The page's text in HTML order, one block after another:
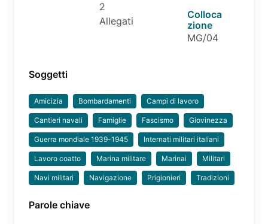
2
Allegati
Colloca
zione
MG/04
Soggetti
Amicizia Bombardamenti Campi di lavoro
Cantieri navali Famiglie Fascismo Giovinezza
Guerra mondiale 1939-1945 Internati militari italiani
Lavoro coatto Marina militare Marinai Militari
Navi militari Navigazione Prigionieri Tradizioni
Parole chiave